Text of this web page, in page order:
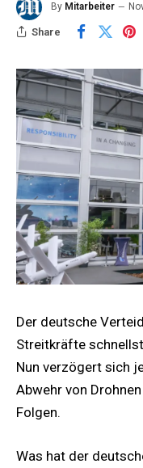
By Mitarbeiter
Share
Der deutsche
Streitkräfte
Nun verzögert sich
Abwehr von
Folgen.
Was hat der